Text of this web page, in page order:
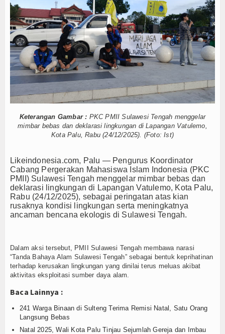
Tokoh
Ceramah
Hikmah
Index Berita
Download
Video
Agenda
Forum
Register
Identitas Korban Belum Diketahui
Ditemukan di Kedalaman 15 Meter
Sulteng
35.872 Kopdes Dikebut Rampung Bulan Ini, Siap
Dimulai 6 Agustus
Bisa Langgar UU PDP
Higiene Sanitasi
dan Tidak Minta Autopsi
dan India
Identitas Korban Belum Diketahui
Ditemukan di Kedalaman 15 Meter
35.872 Kopdes Dikebut Rampung Bulan Ini, Siap
Bisa Langgar UU PDP
Keterangan Gambar : PKC PMII Sulawesi Tengah menggelar
mimbar bebas dan deklarasi lingkungan di Lapangan Vatulemo,
Kota Palu, Rabu (24/12/2025). (Foto: Ist)
Likeindonesia.com, Palu — Pengurus Koordinator
Cabang Pergerakan Mahasiswa Islam Indonesia (PKC
PMII) Sulawesi Tengah menggelar mimbar bebas dan
deklarasi lingkungan di Lapangan Vatulemo, Kota Palu,
Rabu (24/12/2025), sebagai peringatan atas kian
rusaknya kondisi lingkungan serta meningkatnya
ancaman bencana ekologis di Sulawesi Tengah.
Dalam aksi tersebut, PMII Sulawesi Tengah membawa narasi
“Tanda Bahaya Alam Sulawesi Tengah” sebagai bentuk keprihatinan
terhadap kerusakan lingkungan yang dinilai terus meluas akibat
aktivitas eksploitasi sumber daya alam.
Baca Lainnya :
241 Warga Binaan di Sulteng Terima Remisi Natal, Satu Orang
Langsung Bebas
Natal 2025, Wali Kota Palu Tinjau Sejumlah Gereja dan Imbau